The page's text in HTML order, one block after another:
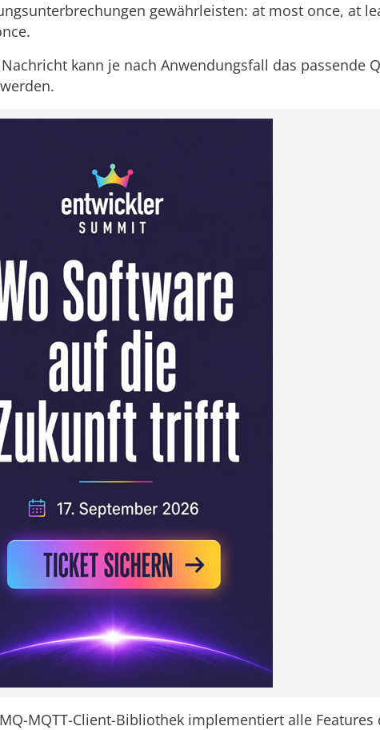
gewährleisten: at most once, at
kann je nach Anwendungsfall das passende
MQTT-Client-Bibliothek implementiert alle Features